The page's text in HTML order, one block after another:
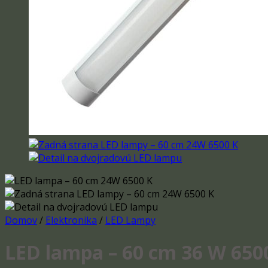
Domov/ Elektronika / LED Lampy
LED lampa – 60 cm 36 W